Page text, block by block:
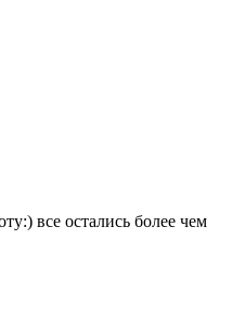
все остались более чем